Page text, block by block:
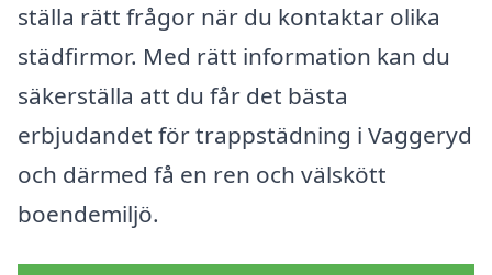
ställa rätt frågor när du kontaktar olika
städfirmor. Med rätt information kan du
säkerställa att du får det bästa
erbjudandet för trappstädning i Vaggeryd
och därmed få en ren och välskött
boendemiljö.